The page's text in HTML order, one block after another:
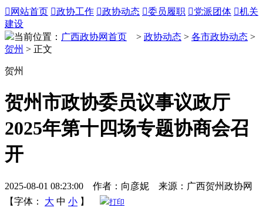
 网站首页 政协工作 政协动态 委员履职 党派团体 机关
建设
当前位置： 广西政协网首页 > 政协动态 > 各市政协动态 >
贺州 > 正文
贺州
贺州市政协委员议事议政厅
2025年第十四场专题协商会召
开
2025-08-01 08:23:00 作者：向彦妮 来源：广西贺州政协网
【字体：
大 中 小 】 打印